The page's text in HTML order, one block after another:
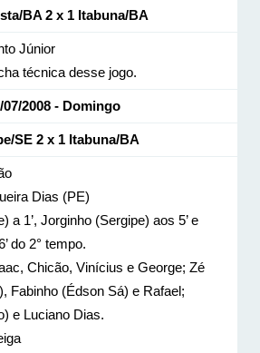
BA 2 x 1 Itabuna/BA
Júnior
técnica desse jogo.
07/2008 - Domingo
SE2 x 1 Itabuna/BA
Dias (PE)
a 1’, Jorginho (Sergipe) aos 5’ e
do 2° tempo.
Chicão, Vinícius e George; Zé
Fabinho (Édson Sá) e Rafael;
e Luciano Dias.